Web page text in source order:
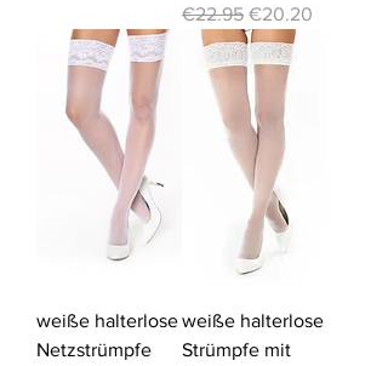
Regular Price
€22.95 Sale Price
€20.20
weiße halterlose
Netzstrümpfe
weiße halterlose
Strümpfe mit